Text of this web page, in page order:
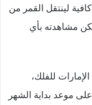
لينتقل القمر من
مشاهدته بأي
للفلك،
موعد بداية الشهر